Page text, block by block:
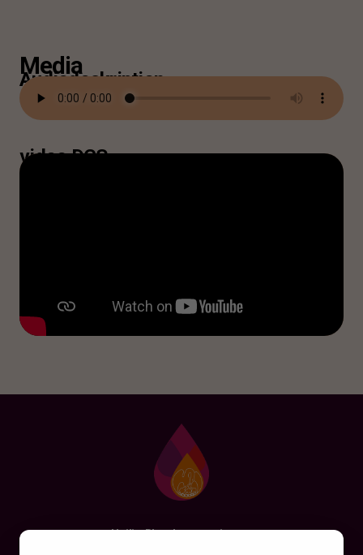
Media
Audiodeskription
video DGS
Heilig Bloedprocessie vzw